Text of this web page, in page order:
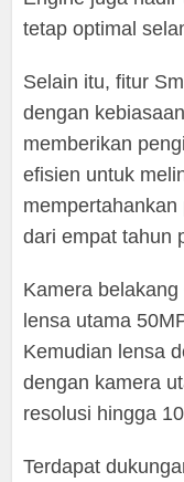
tetap optimal
Selain itu, fitur
dengan
memberikan
efisien untuk
dari empat tahun
Kamera
lensa utama
Kemudian lensa
dengan kamera
resolusi hingga
Terdapat